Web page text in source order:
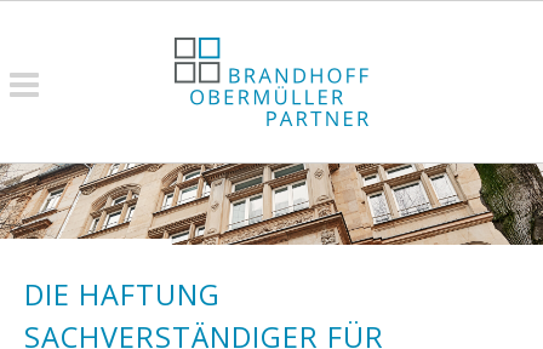
DIE HAFTUNG
SACHVERSTÄNDIGER FÜR